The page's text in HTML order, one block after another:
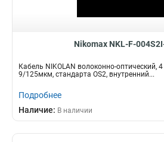
Nikomax NKL-F-
Кабель NIKOLAN волоконно-оптический,
9/125мкм, стандарта OS2, внутренний...
Подробнее
Наличие: В наличии